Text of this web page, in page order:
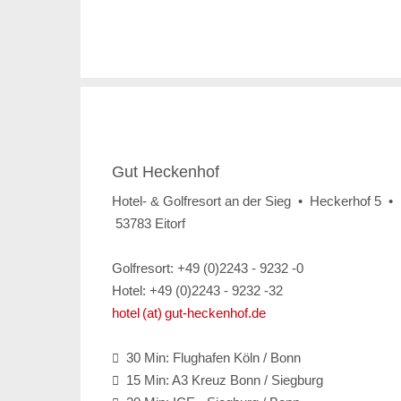
Gut Heckenhof
Hotel- & Golfresort an der Sieg • Heckerhof 5 •
53783 Eitorf
Golfresort: +49 (0)2243 - 9232 -0
Hotel: +49 (0)2243 - 9232 -32
hotel (at) gut-heckenhof.de
 30 Min: Flughafen Köln / Bonn
 15 Min: A3 Kreuz Bonn / Siegburg